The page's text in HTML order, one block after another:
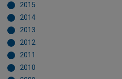
2015
2014
2013
2012
2011
2010